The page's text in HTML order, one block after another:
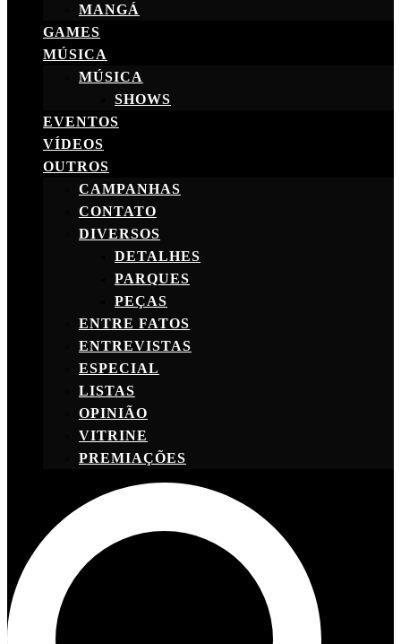
MANGÁ
GAMES
MÚSICA
MÚSICA
SHOWS
EVENTOS
VÍDEOS
OUTROS
CAMPANHAS
CONTATO
DIVERSOS
DETALHES
PARQUES
PEÇAS
ENTRE FATOS
ENTREVISTAS
ESPECIAL
LISTAS
OPINIÃO
VITRINE
PREMIAÇÕES